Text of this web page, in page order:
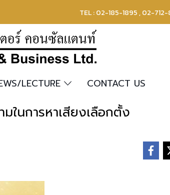
TEL : 02-185-1895 , 02-
LECTURE CONTACT US
ในการหาเสียงเลือกตั้ง